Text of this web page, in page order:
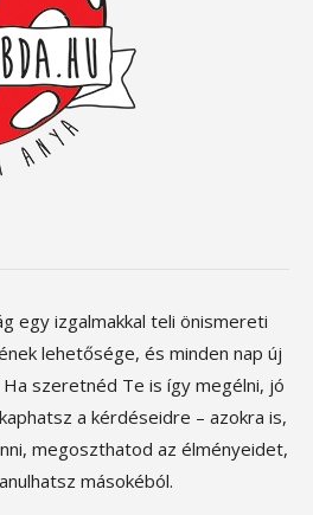
egy izgalmakkal teli önismereti
lehetősége, és minden nap új
szeretnéd Te is így megélni, jó
a kérdéseidre – azokra is,
megoszthatod az élményeidet,
másokéból.